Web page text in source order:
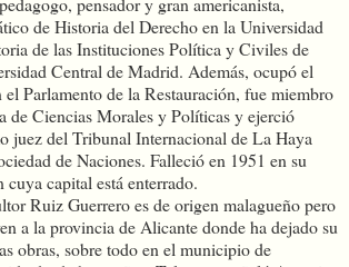
de Historia del Derecho en la Universidad
de las Instituciones Política y Civiles de
Central de Madrid. Además, ocupó el
el Parlamento de la Restauración, fue miembro
de Ciencias Morales y Políticas y ejerció
juez del Tribunal Internacional de La Haya
de Naciones. Falleció en 1951 en su
capital está enterrado.
Ruiz Guerrero es de origen malagueño pero
a la provincia de Alicante donde ha dejado su
obras, sobre todo en el municipio de